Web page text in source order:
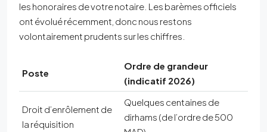
les honoraires de votre notaire. Les barèmes officiels
ont évolué récemment, donc nous restons
volontairement prudents sur les chiffres.
Poste
Ordre de grandeur
(indicatif 2026)
Droit d’enrôlement de
la réquisition
Quelques centaines de
dirhams (de l’ordre de 500